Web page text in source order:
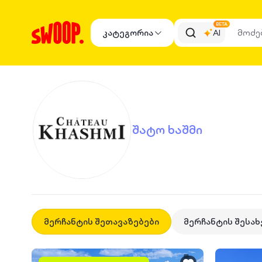
კატეგორია AI
BETA
შატო ხაშმი
მერჩანტის შეთავაზებები მერჩანტის